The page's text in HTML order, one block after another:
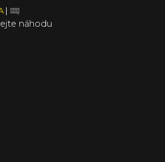
náhodu